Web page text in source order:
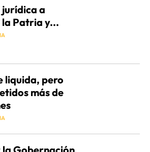
jurídica a
la Patria y...
liquida, pero
más de